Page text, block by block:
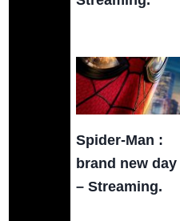
Spider-Man :
brand new day
– Streaming.